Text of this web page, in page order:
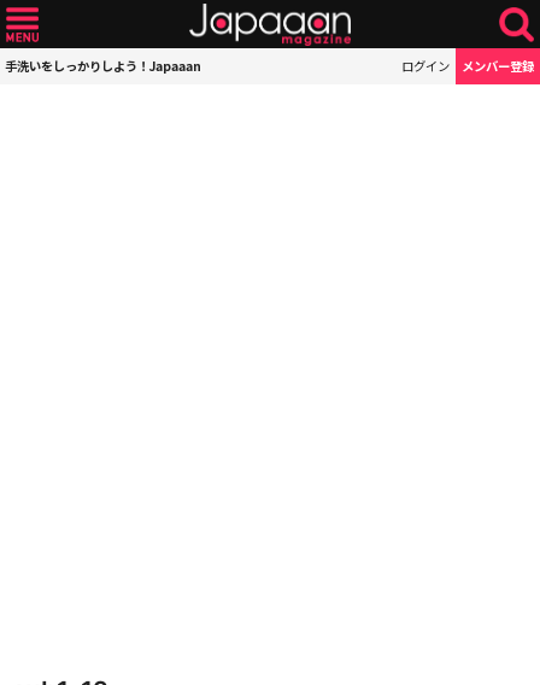
手洗いをしっかりしよう！Japaaan ログイン メンバー登録